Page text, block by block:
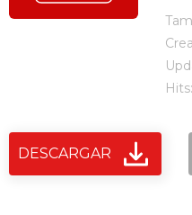
DESCARGAR